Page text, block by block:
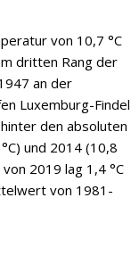
von 10,7 °C
dritten Rang der
an der
Luxemburg-Findel
den absoluten
und 2014 (10,8
2019 lag 1,4 °C
von 1981-